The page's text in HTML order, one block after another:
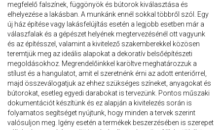
megfelelő falszínek, függönyök és bútorok kiválasztása és
elhelyezése a lakásban. A munkánk ennél sokkal többről szól. Egy
új ház építése vagy lakásfelújítás esetén a legjobb esetben már a
válaszfalak és a gépészet helyének megtervezésénél ott vagyunk
és az építésszel, valamint a kivitelező szakemberekkel közösen
teremtjük meg az ideális alapokat a dekoratív belsőépítészeti
megoldásokhoz. Megrendelőinkkel karöltve meghatározzuk a
stílust és a hangulatot, amit el szeretnénk érni az adott enteriőrrel,
majd összeválogatjuk az ehhez szükséges színeket, anyagokat és
bútorokat, esetleg egyedi darabokat is tervezünk. Pontos műszaki
dokumentációt készítünk és ez alapján a kivitelezés során is
folyamatos segítséget nyújtunk, hogy minden a tervek szerint
valósuljon meg. Igény esetén a termékek beszerzésében is szerepet